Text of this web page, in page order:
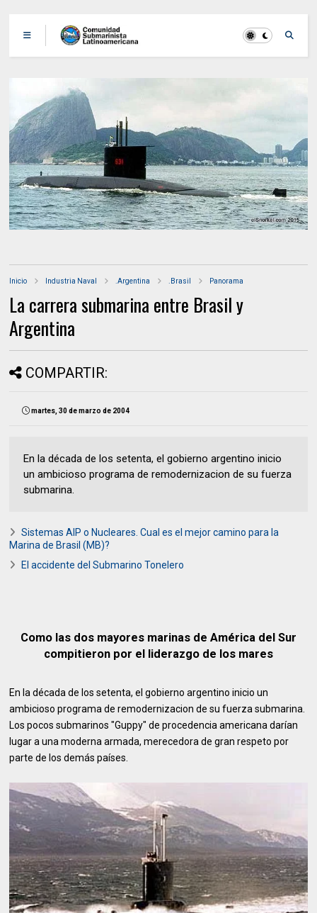
Inicio Industria Naval .Argentina .Brasil Panorama
La carrera submarina entre Brasil y
Argentina
COMPARTIR:
martes, 30 de marzo de 2004
En la década de los setenta, el gobierno argentino inicio
un ambicioso programa de remodernizacion de su fuerza
submarina.
Sistemas AIP o Nucleares. Cual es el mejor camino para la
Marina de Brasil (MB)?
El accidente del Submarino Tonelero
Como las dos mayores marinas de América del Sur
compitieron por el liderazgo de los mares
En la década de los setenta, el gobierno argentino inicio un
ambicioso programa de remodernizacion de su fuerza submarina.
Los pocos submarinos "Guppy" de procedencia americana darían
lugar a una moderna armada, merecedora de gran respeto por
parte de los demás países.